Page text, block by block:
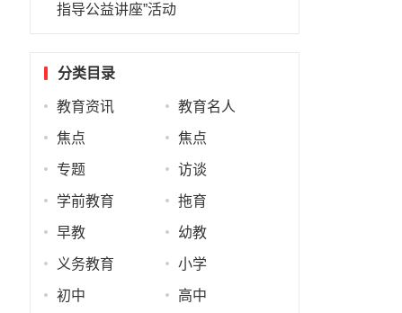
指导公益讲座”活动
分类目录
教育资讯 教育名人
焦点 焦点
专题 访谈
学前教育 拖育
早教 幼教
义务教育 小学
初中 高中